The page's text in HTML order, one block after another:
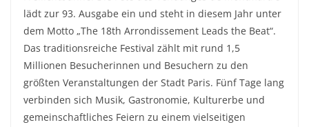
lädt zur 93. Ausgabe ein und steht in diesem Jahr unter
dem Motto „The 18th Arrondissement Leads the Beat“.
Das traditionsreiche Festival zählt mit rund 1,5
Millionen Besucherinnen und Besuchern zu den
größten Veranstaltungen der Stadt Paris. Fünf Tage lang
verbinden sich Musik, Gastronomie, Kulturerbe und
gemeinschaftliches Feiern zu einem vielseitigen